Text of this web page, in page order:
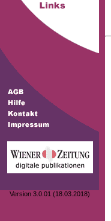
Version 3.0.01 (18.03.2018)